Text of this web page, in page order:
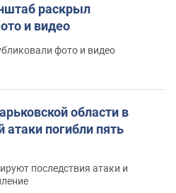
раскрыл
и видео
фото и видео
области в
атаки погибли пять
последствия атаки и